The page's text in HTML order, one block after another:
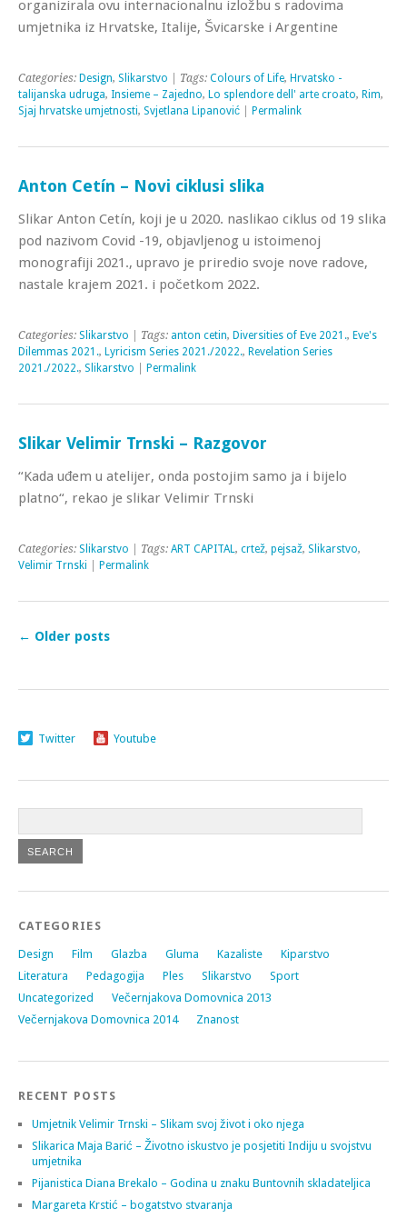
organizirala ovu internacionalnu izložbu s radovima
umjetnika iz Hrvatske, Italije, Švicarske i Argentine
Categories: Design, Slikarstvo | Tags: Colours of Life, Hrvatsko -
talijanska udruga, Insieme – Zajedno, Lo splendore dell' arte croato, Rim,
Sjaj hrvatske umjetnosti, Svjetlana Lipanović Permalink
Anton Cetín – Novi ciklusi slika
Slikar Anton Cetín, koji je u 2020. naslikao ciklus od 19 slika
pod nazivom Covid -19, objavljenog u istoimenoj
monografiji 2021., upravo je priredio svoje nove radove,
nastale krajem 2021. i početkom 2022.
Categories: Slikarstvo | Tags: anton cetin, Diversities of Eve 2021., Eve's
Dilemmas 2021., Lyricism Series 2021./2022., Revelation Series
2021./2022., Slikarstvo Permalink
Slikar Velimir Trnski – Razgovor
“Kada uđem u atelijer, onda postojim samo ja i bijelo
platno“, rekao je slikar Velimir Trnski
Categories: Slikarstvo | Tags: ART CAPITAL , crtež, pejsaž, Slikarstvo,
Velimir Trnski
Permalink
← Older posts
Twitter Youtube
CATEGORIES
Design Film Glazba Gluma Kazaliste
Kiparstvo
Literatura
Pedagogija Ples Slikarstvo
Sport
Uncategorized
Večernjakova Domovnica 2013
Večernjakova Domovnica 2014
Znanost
RECENT POSTS
Umjetnik Velimir Trnski – Slikam svoj život i oko njega
Slikarica Maja Barić – Životno iskustvo je posjetiti Indiju u svojstvu
umjetnika
Pijanistica Diana Brekalo – Godina u znaku Buntovnih skladateljica
Margareta Krstić – bogatstvo stvaranja